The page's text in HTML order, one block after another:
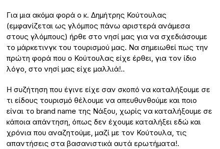
Για μια ακόμα φορά ο κ. Δημήτρης Κούτουλας
(εμφανίζεται ως γλόμπος πάνω αριστερά ανάμεσα
στους γλόμπους) ήρθε στο νησί μας για να σχεδιάσουμε
το μάρκετινγκ του τουρισμού μας. Να σημειωθεί πως την
πρώτη φορά που ο Κούτουλας είχε έρθει, για τον ίδιο
λόγο, στο νησί μας είχε μαλλιά!..
Η συζήτηση που έγινε είχε σαν σκοπό να καταλήξουμε σε
τι είδους τουρισμό θέλουμε να απευθυνθούμε και ποιο
είναι το brand name της Νάξου, χωρίς να καταλήξουμε σε
κάποια απάντηση, όπως δεν έχουμε καταλήξει εδώ και
χρόνια που αναζητούμε, μαζί με τον Κούτουλα, τις
απαντήσεις στα βασανιστικά αυτά ερωτήματα!.